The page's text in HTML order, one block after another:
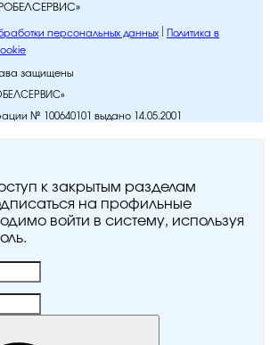
персональных данных
Политика в
защищены
№ 100640101 выдано 14.05.2001
к закрытым разделам
на профильные
войти в систему, используя